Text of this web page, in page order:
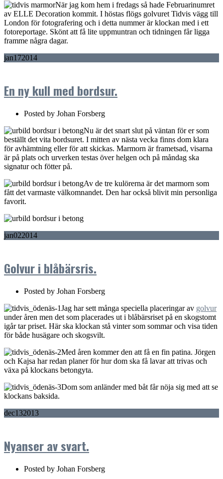
När jag kom hem i fredags så hade Februarinumret
av ELLE Decoration kommit. I höstas flögs golvuret Tidvis vägg till
London för fotografering och i detta nummer är klockan med i ett
fotoreportage. Skönt att få lite uppmuntran och tidningen får ligga
framme några dagar.
jan172014
En ny kull med bordsur.
Posted by Johan Forsberg
Nu är det snart slut på väntan för er som
beställt det vita bordsuret. I mitten av nästa vecka finns dom klara
för avhämtning eller för att skickas. Marmorn är frametsad, visarna
är på plats och urverken testas över helgen och på måndag ska
signatur och fötter på.
Av de tre kulörerna är det marmorn som
fått det varmaste välkomnandet. Den har också blivit min personliga
favorit.
jan022014
Golvur i blåbärsris.
Posted by Johan Forsberg
Jag har sett många speciella placeringar av golvur
under åren men det som placerades ut i blåbärsriset på en skogstomt
igår tar priset. Här ska klockan stå vinter som sommar och visa tiden
för både husägare och skogsvilt.
Med åren kommer den att få en fin patina. Jörgen
och Kajsa har redan planer för hur dom ska få lavar att trivas och
växa på klockans betongyta.
Dom som anländer med båt får nöja sig med att se
klockans baksida.
dec132013
Nyanser av svart.
Posted by Johan Forsberg